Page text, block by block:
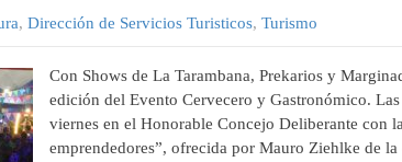
, Dirección de Servicios Turisticos, Turismo
Con Shows de La Tarambana, Prekarios y
edición del Evento Cervecero y Gastronómico.
viernes en el Honorable Concejo Deliberante con
emprendedores”, ofrecida por Mauro Ziehlke de la